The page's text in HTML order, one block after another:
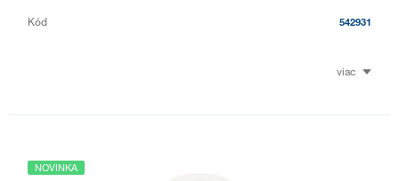
Kód 542931
viac
NOVINKA